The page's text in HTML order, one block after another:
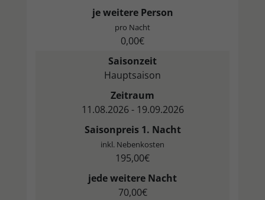
je weitere Person
pro Nacht
0,00€
Saisonzeit
Hauptsaison
Zeitraum
11.08.2026 - 19.09.2026
Saisonpreis 1. Nacht
inkl. Nebenkosten
195,00€
jede weitere Nacht
70,00€